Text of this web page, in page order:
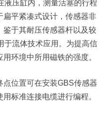
压缸内，测量活塞的行程
平紧凑式设计，传感器非
于其耐压传感器杆以及较
于流体技术应用。为提高信
环境中所用磁铁的强度。
位置可在安装GBS传感器
标准连接电缆进行编程。